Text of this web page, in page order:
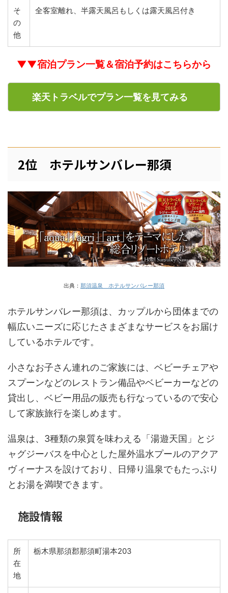
そ
の
他
全客室離れ、半露天風呂もしくは露天風呂付き
▼▼宿泊プラン一覧＆宿泊予約はこちらから
楽天トラベルでプラン一覧を見てみる
2位 ホテルサンバレー那須
出典： 那須温泉 ホテルサンバレー那須
ホテルサンバレー那須は、カップルから団体までの
幅広いニーズに応じたさまざまなサービスをお届け
しているホテルです。
小さなお子さん連れのご家族には、ベビーチェアや
スプーンなどのレストラン備品やベビーカーなどの
貸出し、ベビー用品の販売も行なっているので安心
して家族旅行を楽しめます。
温泉は、3種類の泉質を味わえる「湯遊天国」とジ
ャグジーバスを中心とした屋外温水プールのアクア
ヴィーナスを設けており、日帰り温泉でもたっぷり
とお湯を満喫できます。
施設情報
所
在
地
栃木県那須郡那須町湯本203